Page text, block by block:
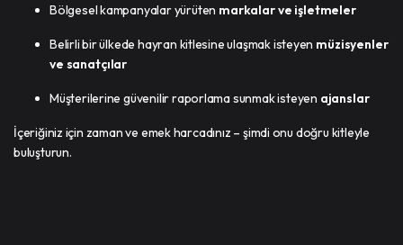
Bölgesel kampanyalar yürüten markalar ve işletmeler
Belirli bir ülkede hayran kitlesine ulaşmak isteyen müzisyenler
ve sanatçılar
Müşterilerine güvenilir raporlama sunmak isteyen ajanslar
İçeriğiniz için zaman ve emek harcadınız – şimdi onu doğru kitleyle
buluşturun.